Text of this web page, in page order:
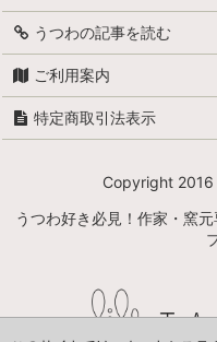
うつわの記事を読む
ご利用案内
特定商取引法表示
Copyright 2016
うつわ好き必見！作家・窯